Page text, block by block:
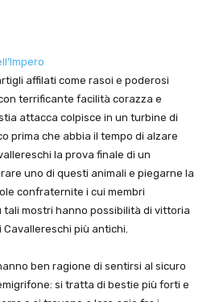
affilati come rasoi e poderosi
terrificante facilità corazza e
attacca colpisce in un turbine di
prima che abbia il tempo di alzare
la prova finale di un
uno di questi animali e piegarne la
confraternite i cui membri
mostri hanno possibilità di vittoria
più antichi.
ben ragione di sentirsi al sicuro
si tratta di bestie più forti e